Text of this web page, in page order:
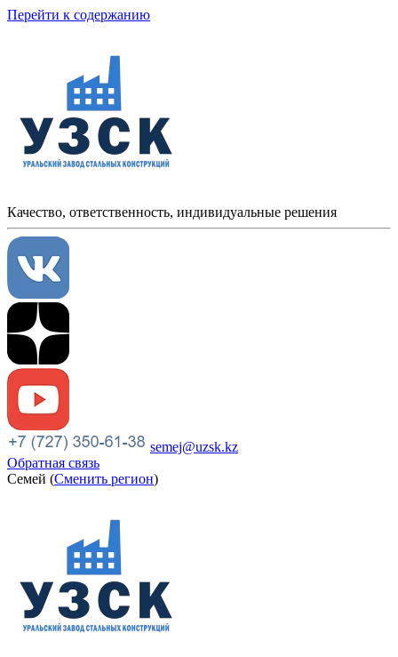
Перейти к содержанию
Качество, ответственность, индивидуальные решения
semej@uzsk.kz
Обратная связь
Семей (Сменить регион)